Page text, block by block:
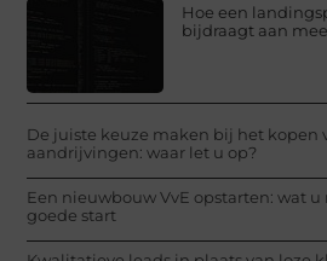
Hoe een
bijdraagt aan
De juiste keuze maken bij het kopen
aandrijvingen: waar let u op?
Een nieuwbouw VvE opstarten: wat
goede start